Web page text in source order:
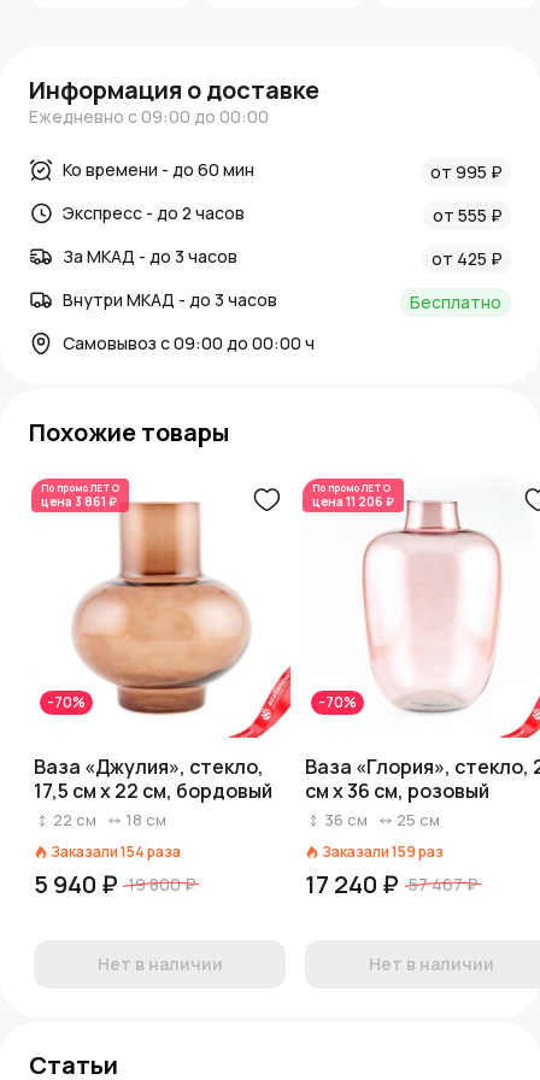
Информация о доставке
Ежедневно с 09:00 до 00:00
Ко времени - до 60 мин
от 995 ₽
Экспресс - до 2 часов
от 555 ₽
За МКАД - до 3 часов
от 425 ₽
Внутри МКАД - до 3 часов
Бесплатно
Самовывоз с 09:00 до 00:00 ч
Похожие товары
По промоЛЕТО
цена 3 861 ₽
-70%
Ваза «Джулия», стекло,
17,5 см x 22 см, бордовый
22 см 18 см
Заказали154раза
5 940 ₽ 19 800 ₽
Нет в наличии
По промоЛЕТО
цена 11 206 ₽
-70%
Ваза «Глория», стекло,
см x 36 см, розовый
36 см 25 см
Заказали159раз
17 240 ₽ 57 467 ₽
Нет в наличии
Статьи